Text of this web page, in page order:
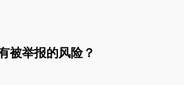
被举报的风险？